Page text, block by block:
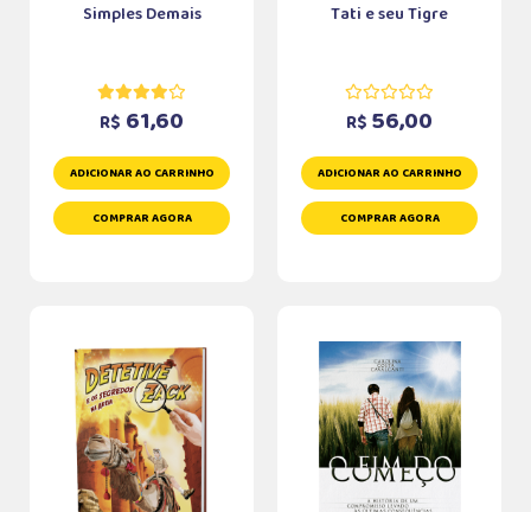
Simples Demais
R$ 61,60
ADICIONAR AO CARRINHO
COMPRAR AGORA
Tati e seu Tigre
R$ 56,00
ADICIONAR AO CARRINHO
COMPRAR AGORA